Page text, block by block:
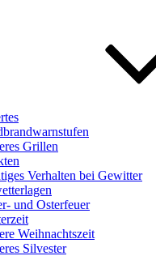
Grillen
Verhalten bei Gewitter
und Osterfeuer
Weihnachtszeit
Silvester